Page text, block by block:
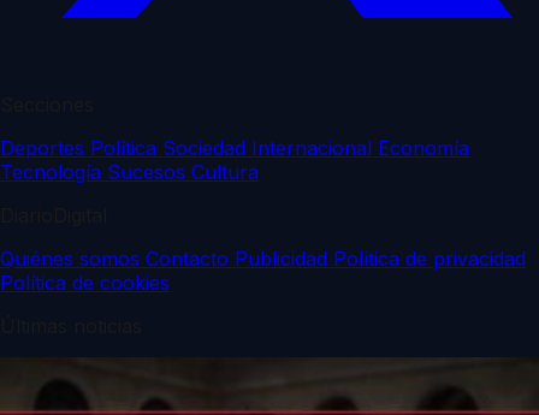
Deportes Política Sociedad Internacional Economía
Tecnología Sucesos Cultura
Quiénes somos Contacto Publicidad Política de privacidad
Política de cookies